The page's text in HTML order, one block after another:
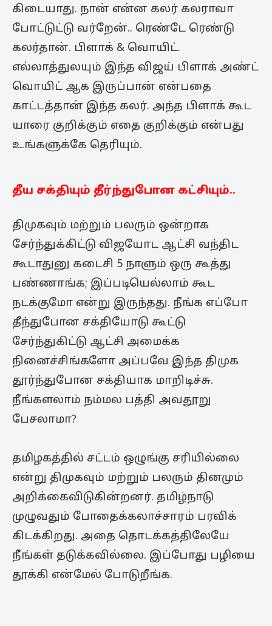
கிடையாது. நான் என்ன கலர் கலராவா
போட்டுட்டு வர்றேன்.. ரெண்டே ரெண்டு
கலர்தான். பிளாக் & வொயிட்.
எல்லாத்துலயும் இந்த விஜய் பிளாக் அண்ட்
வொயிட் ஆக இருப்பான் என்பதை
காட்டத்தான் இந்த கலர். அந்த பிளாக் கூட
யாரை குறிக்கும் எதை குறிக்கும் என்பது
உங்களுக்கே தெரியும்.
தீய சக்தியும் தீர்ந்துபோன கட்சியும்..
திமுகவும் மற்றும் பலரும் ஒன்றாக
சேர்ந்துக்கிட்டு விஜயோட ஆட்சி வந்திட
கூடாதுனு கடைசி 5 நாளும் ஒரு கூத்து
பண்ணாங்க; இப்படியெல்லாம் கூட
நடக்குமோ என்று இருந்தது. நீங்க எப்போ
தீந்துபோன சக்தியோடு கூட்டு
சேர்ந்துகிட்டு ஆட்சி அமைக்க
நினைச்சிங்களோ அப்பவே இந்த திமுக
தூர்ந்துபோன சக்தியாக மாறிடிச்சு.
நீங்களலாம் நம்மல பத்தி அவதூறு
பேசலாமா?
தமிழகத்தில் சட்டம் ஒழுங்கு சரியில்லை
என்று திமுகவும் மற்றும் பலரும் தினமும்
அறிக்கைவிடுகின்றனர். தமிழ்நாடு
முழுவதும் போதைக்கலாச்சாரம் பரவிக்
கிடக்கிறது. அதை தொடக்கத்திலேயே
நீங்கள் தடுக்கவில்லை. இப்போது பழியை
தூக்கி என்மேல் போடுறீங்க.